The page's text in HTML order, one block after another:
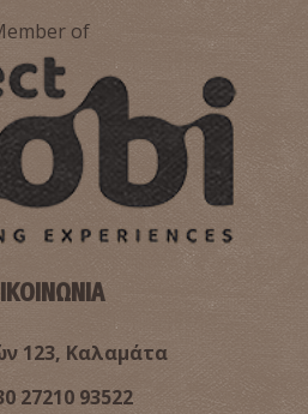
of
123, Καλαμάτα
27210 93522